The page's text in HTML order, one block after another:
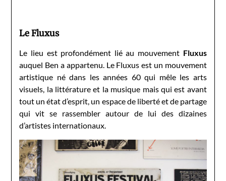
Le Fluxus
Le lieu est profondément lié au mouvement Fluxus
auquel Ben a appartenu. Le Fluxus est un mouvement
artistique né dans les années 60 qui mêle les arts
visuels, la littérature et la musique mais qui est avant
tout un état d’esprit, un espace de liberté et de partage
qui vit se rassembler autour de lui des dizaines
d’artistes internationaux.